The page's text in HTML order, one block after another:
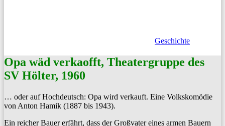
Geschichte
Opa wäd verkaofft, Theatergruppe des
SV Hölter, 1960
… oder auf Hochdeutsch: Opa wird verkauft. Eine Volk­skomödie
von Anton Hamik (1887 bis 1943).
Ein reich­er Bauer erfährt, dass der Groß­vater eines armen Bauern